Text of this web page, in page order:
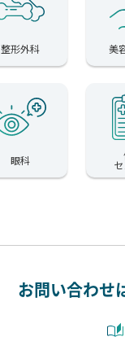
整形外科 美
眼科
お問い合わせ